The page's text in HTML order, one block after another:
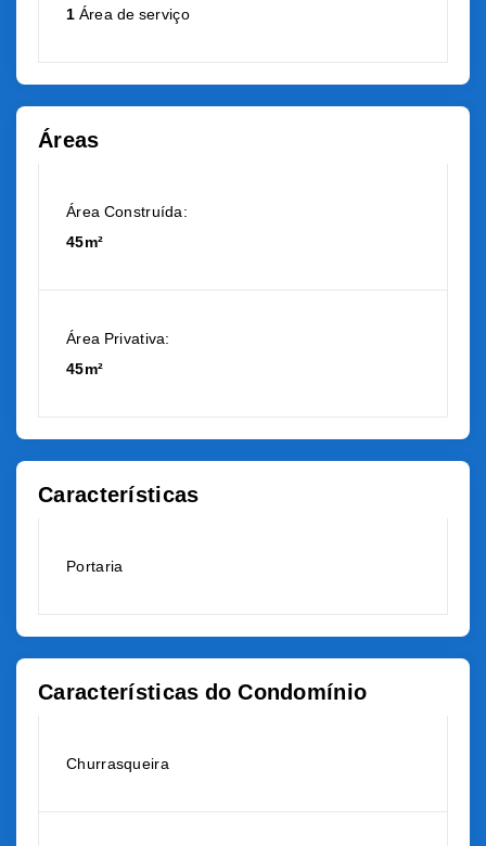
1 Área de serviço
Áreas
Área Construída:
45m²
Área Privativa:
45m²
Características
Portaria
Características do Condomínio
Churrasqueira